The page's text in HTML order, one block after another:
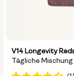
V14 Longevity
Tägliche
Leben